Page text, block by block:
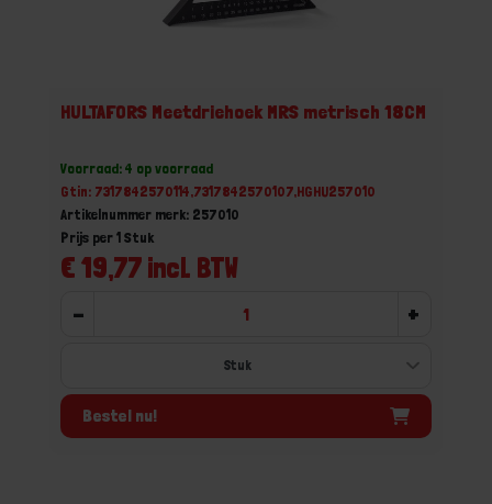
HULTAFORS Meetdriehoek MRS metrisch 18CM
Voorraad: 4 op voorraad
Gtin: 7317842570114,7317842570107,HGHU257010
Artikelnummer merk: 257010
€ 19,77 incl. BTW
Prijs per 1 Stuk
- +
Bestel nu!